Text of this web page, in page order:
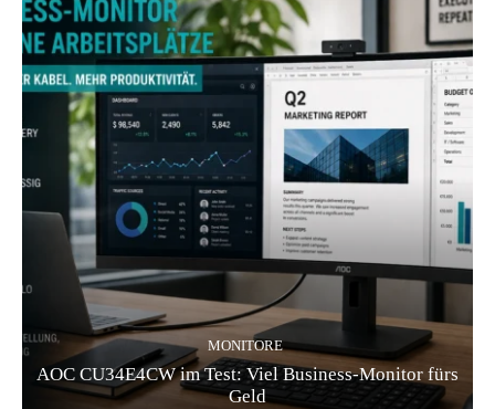
MONITORE
AOC CU34E4CW im Test: Viel Business-Monitor fürs
Geld